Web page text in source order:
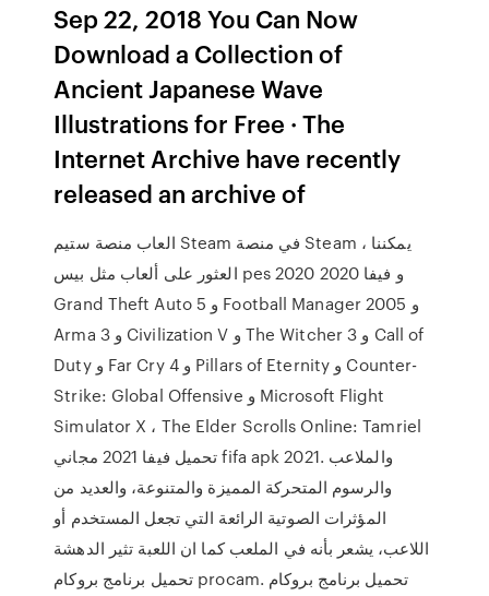
Sep 22, 2018 You Can Now
Download a Collection of
Ancient Japanese Wave
Illustrations for Free · The
Internet Archive have recently
released an archive of
العاب منصة ستيم Steam في منصة Steam ، يمكننا
العثور على ألعاب مثل بيس pes 2020 و فيفا 2020
Grand Theft Auto 5 و Football Manager 2005 و
Arma 3 و Civilization V و The Witcher 3 و Call of
Duty و Far Cry 4 و Pillars of Eternity و Counter-
Strike: Global Offensive و Microsoft Flight
Simulator X ، The Elder Scrolls Online: Tamriel
تحميل فيفا 2021 مجاني fifa apk 2021. والملاعب
والرسوم المتحركة المميزة والمتنوعة، والعديد من
المؤثرات الصوتية الرائعة التي تجعل المستخدم أو
اللاعب، يشعر بأنه في الملعب كما ان اللعبة تثير الدهشة
تحميل برنامج بروكام procam. تحميل برنامج بروكام